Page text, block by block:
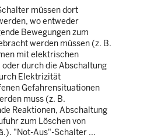
müssen dort
wo entweder
Bewegungen zum
werden müssen (z. B.
mit elektrischen
oder durch die Abschaltung
Elektrizität
Gefahrensituationen
muss (z. B.
Reaktionen, Abschaltung
zum Löschen von
"Not-Aus"-Schalter ...